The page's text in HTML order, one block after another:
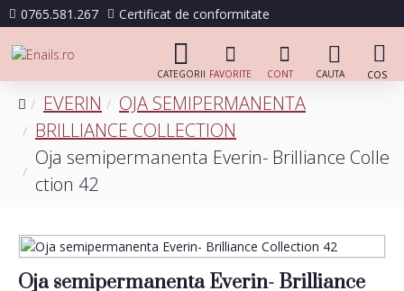
0765.581.267 Certificat de conformitate
EVERIN
OJA SEMIPERMANENTA
BRILLIANCE COLLECTION
Oja semipermanenta Everin- Brilliance Colle
ction 42
Oja semipermanenta Everin- Brilliance